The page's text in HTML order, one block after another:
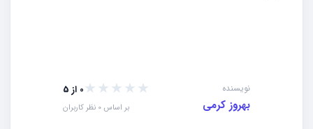
نویسنده
بهروز کرمی
★★★★★0 از 5
بر اساس 0 نظر کاربران